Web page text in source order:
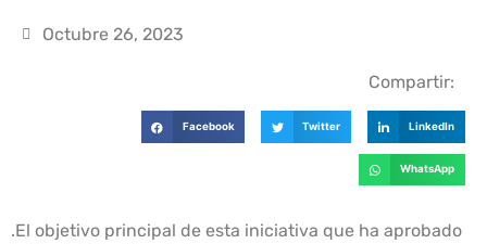
Octubre 26, 2023
Compartir:
Facebook Twitter LinkedIn
WhatsApp
.El objetivo principal de esta iniciativa que ha aprobado